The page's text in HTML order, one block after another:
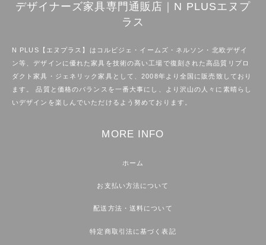
デザイナーズ家具専門通販店｜N PLUSエヌプ
ラス
N PLUS【エヌプラス】はコルビジェ・イームズ・ネルソン・北欧デザイ
ン等、デザインに優れた家具を技術の高い工場で復刻された高品質リプロ
ダクト家具・ジェネリック家具として、2008年より全国に販売致しており
ます。 品質と価格のバランスを一番大事にし、より沢山の人々に素晴らし
いデザインを楽しんでいただけるよう努めております。
MORE INFO
ホーム
お支払い方法について
配送方法・送料について
特定商取引法に基づく表記